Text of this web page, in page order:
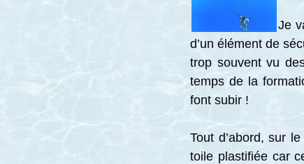
Je
d’un élément de
trop souvent vu
temps de la
font subir !
Tout d’abord, sur
toile plastifiée car